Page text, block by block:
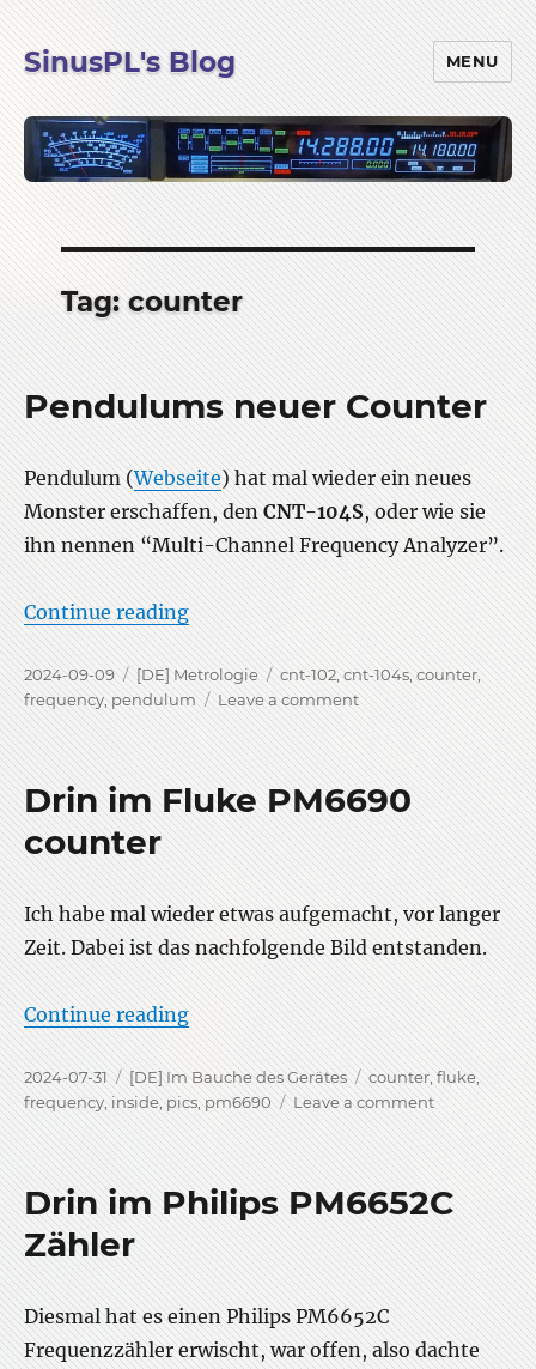
SinusPL's Blog MENU
Tag:counter
Pendulums neuer Counter
Pendulum (Webseite) hat mal wieder ein neues
Monster erschaffen, den CNT-104S, oder wie sie
ihn nennen “Multi-Channel Frequency Analyzer”.
Continue reading“Pendulums neuer Counter”
Posted
on
2024-09-09 Categories
[DE] Metrologie Tags
cnt-102 cnt-104s ,counter,
frequency,pendulum Leave a commenton
Pendulums
neuer
Counter
Drin im Fluke PM6690
counter
Ich habe mal wieder etwas aufgemacht, vor langer
Zeit. Dabei ist das nachfolgende Bild entstanden.
Continue reading“Drin im Fluke PM6690 counter”
Posted
on
2024-07-31 Categories
[DE] Im Bauche des Gerätes Tags
counter,fluke,
frequency inside pics pm6690 Leave a commenton
Drin
im
Fluke
PM6690
counter
Drin im Philips PM6652C
Zähler
Diesmal hat es einen Philips PM6652C
Frequenzzähler erwischt, war offen, also dachte